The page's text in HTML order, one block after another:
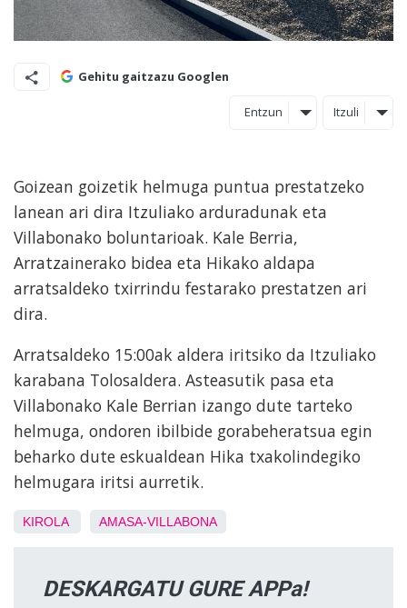
Gehitu gaitzazu Googlen
Entzun Itzuli
Goizean goizetik helmuga puntua prestatzeko
lanean ari dira Itzuliako arduradunak eta
Villabonako boluntarioak. Kale Berria,
Arratzainerako bidea eta Hikako aldapa
arratsaldeko txirrindu festarako prestatzen ari
dira.
Arratsaldeko 15:00ak aldera iritsiko da Itzuliako
karabana Tolosaldera. Asteasutik pasa eta
Villabonako Kale Berrian izango dute tarteko
helmuga, ondoren ibilbide gorabeheratsua egin
beharko dute eskualdean Hika txakolindegiko
helmugara iritsi aurretik.
KIROLA AMASA-VILLABONA
DESKARGATU GURE APPa!